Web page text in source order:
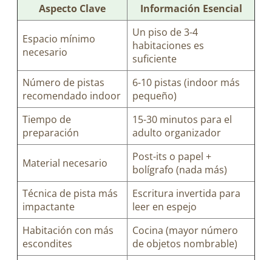
Aspecto Clave
Información Esencial
Espacio mínimo
necesario
Un piso de 3-4
habitaciones es
suficiente
Número de pistas
recomendado indoor
6-10 pistas (indoor más
pequeño)
Tiempo de
preparación
15-30 minutos para el
adulto organizador
Material necesario
Post-its o papel +
bolígrafo (nada más)
Técnica de pista más
impactante
Escritura invertida para
leer en espejo
Habitación con más
escondites
Cocina (mayor número
de objetos nombrable)